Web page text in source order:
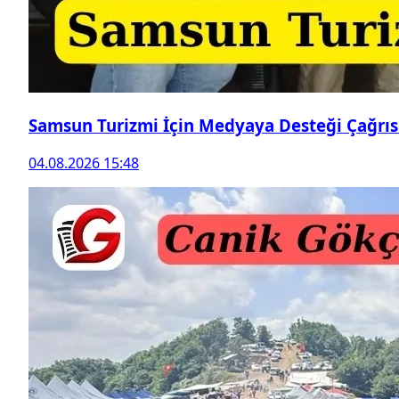
Samsun Turizmi İçin Medyaya Desteği
04.08.2026 15:48